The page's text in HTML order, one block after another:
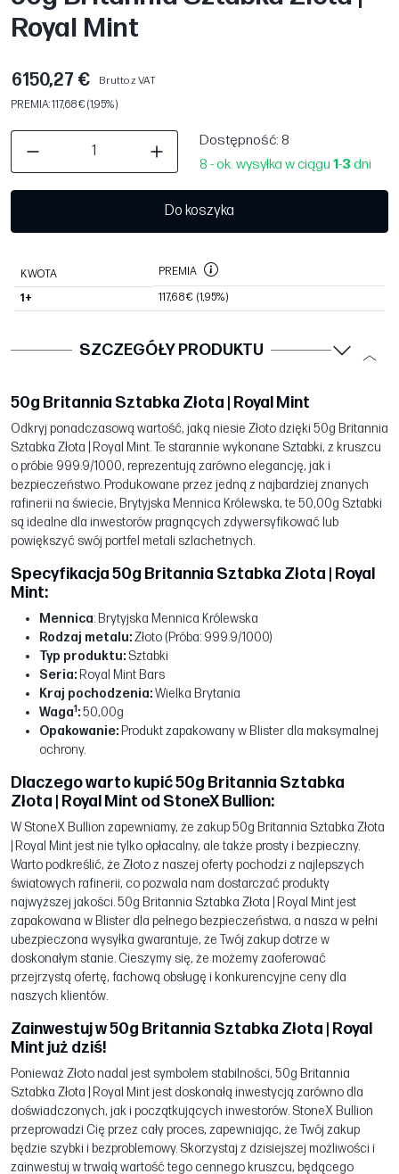
Royal Mint
6150,27 €
Brutto z VAT
PREMIA: 117,68 € (1,95%)
Dostępność: 8
8 - ok. wysyłka w ciągu 1-3 dni
Do koszyka
KWOTA PREMIA
1+ 117,68 € (1,95%)
SZCZEGÓŁY PRODUKTU
50g Britannia Sztabka Złota | Royal Mint
Odkryj ponadczasową wartość, jaką niesie Złoto dzięki 50g Britannia
Sztabka Złota | Royal Mint. Te starannie wykonane Sztabki, z kruszcu
o próbie 999.9/1000, reprezentują zarówno elegancję, jak i
bezpieczeństwo. Produkowane przez jedną z najbardziej znanych
rafinerii na świecie, Brytyjska Mennica Królewska, te 50,00g Sztabki
są idealne dla inwestorów pragnących zdywersyfikować lub
powiększyć swój portfel metali szlachetnych.
Specyfikacja 50g Britannia Sztabka Złota | Royal
Mint:
Mennica: Brytyjska Mennica Królewska
Rodzaj metalu:Złoto (Próba: 999.9/1000)
Typ produktu: Sztabki
Seria: Royal Mint Bars
Kraj pochodzenia:Wielka Brytania
Waga1:50,00g
Opakowanie: Produkt zapakowany w Blister dla maksymalnej
ochrony.
Dlaczego warto kupić 50g Britannia Sztabka
Złota | Royal Mint od StoneX Bullion:
W StoneX Bullion zapewniamy, że zakup 50g Britannia Sztabka Złota
| Royal Mint jest nie tylko opłacalny, ale także prosty i bezpieczny.
Warto podkreślić, że Złoto z naszej oferty pochodzi z najlepszych
światowych rafinerii, co pozwala nam dostarczać produkty
najwyższej jakości. 50g Britannia Sztabka Złota | Royal Mint jest
zapakowana w Blister dla pełnego bezpieczeństwa, a nasza w pełni
ubezpieczona wysyłka gwarantuje, że Twój zakup dotrze w
doskonałym stanie. Cieszymy się, że możemy zaoferować
przejrzystą ofertę, fachową obsługę i konkurencyjne ceny dla
naszych klientów.
Zainwestuj w 50g Britannia Sztabka Złota | Royal
Mint już dziś!
Ponieważ Złoto nadal jest symbolem stabilności, 50g Britannia
Sztabka Złota | Royal Mint jest doskonałą inwestycją zarówno dla
doświadczonych, jak i początkujących inwestorów. StoneX Bullion
przeprowadzi Cię przez cały proces, zapewniając, że Twój zakup
będzie szybki i bezproblemowy. Skorzystaj z dzisiejszej możliwości i
zainwestuj w trwałą wartość tego cennego kruszcu, będącego